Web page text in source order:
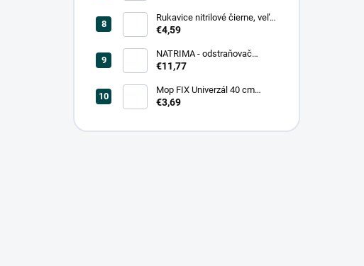
Rukavice nitrilové čierne, veľ.
L (100 ks = box)
€4,59
NATRIMA - odstraňovač
starých náterov (0,75 L = bal)
€11,77
Mop FIX Univerzál 40 cm
bavlnený Fmix
€3,69